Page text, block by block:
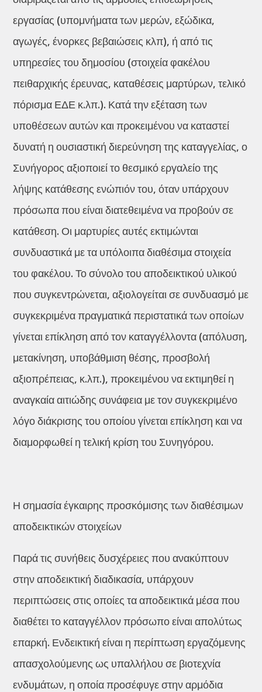
εργασίας (υπομνήματα των μερών, εξώδικα,
αγωγές, ένορκες βεβαιώσεις κλπ), ή από τις
υπηρεσίες του δημοσίου (στοιχεία φακέλου
πειθαρχικής έρευνας, καταθέσεις μαρτύρων, τελικό
πόρισμα ΕΔΕ κ.λπ.). Κατά την εξέταση των
υποθέσεων αυτών και προκειμένου να καταστεί
δυνατή η ουσιαστική διερεύνηση της καταγγελίας, ο
Συνήγορος αξιοποιεί το θεσμικό εργαλείο της
λήψης κατάθεσης ενώπιόν του, όταν υπάρχουν
πρόσωπα που είναι διατεθειμένα να προβούν σε
κατάθεση. Οι μαρτυρίες αυτές εκτιμώνται
συνδυαστικά με τα υπόλοιπα διαθέσιμα στοιχεία
του φακέλου. Το σύνολο του αποδεικτικού υλικού
που συγκεντρώνεται, αξιολογείται σε συνδυασμό με
συγκεκριμένα πραγματικά περιστατικά των οποίων
γίνεται επίκληση από τον καταγγέλλοντα (απόλυση,
μετακίνηση, υποβάθμιση θέσης, προσβολή
αξιοπρέπειας, κ.λπ.), προκειμένου να εκτιμηθεί η
αναγκαία αιτιώδης συνάφεια με τον συγκεκριμένο
λόγο διάκρισης του οποίου γίνεται επίκληση και να
διαμορφωθεί η τελική κρίση του Συνηγόρου.
Η σημασία έγκαιρης προσκόμισης των διαθέσιμων
αποδεικτικών στοιχείων
Παρά τις συνήθεις δυσχέρειες που ανακύπτουν
στην αποδεικτική διαδικασία, υπάρχουν
περιπτώσεις στις οποίες τα αποδεικτικά μέσα που
διαθέτει το καταγγέλλον πρόσωπο είναι απολύτως
επαρκή. Ενδεικτική είναι η περίπτωση εργαζόμενης
απασχολούμενης ως υπαλλήλου σε βιοτεχνία
ενδυμάτων, η οποία προσέφυγε στην αρμόδια